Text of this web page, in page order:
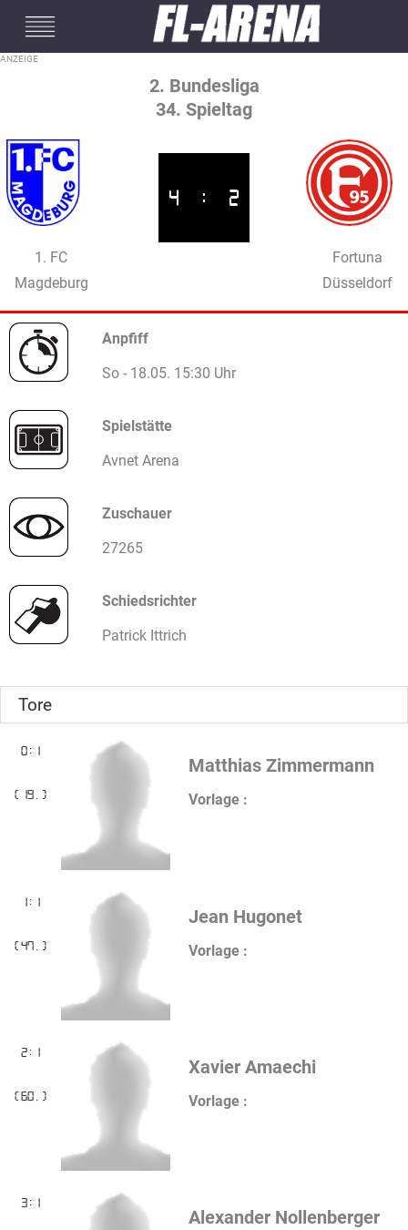
2. Bundesliga
34. Spieltag
1. FC
Magdeburg
4 : 2
Fortuna
Düsseldorf
Anpfiff
So - 18.05. 15:30 Uhr
Spielstätte
Avnet Arena
Zuschauer
27265
Schiedsrichter
Patrick Ittrich
Tore
0:1
(19.)
Matthias Zimmermann
Vorlage :
1:1
(47.)
Jean Hugonet
Vorlage :
2:1
(60.)
Xavier Amaechi
Vorlage :
3:1
Alexander Nollenberger